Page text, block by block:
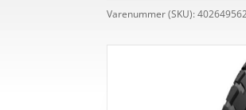
Varenummer (SKU):